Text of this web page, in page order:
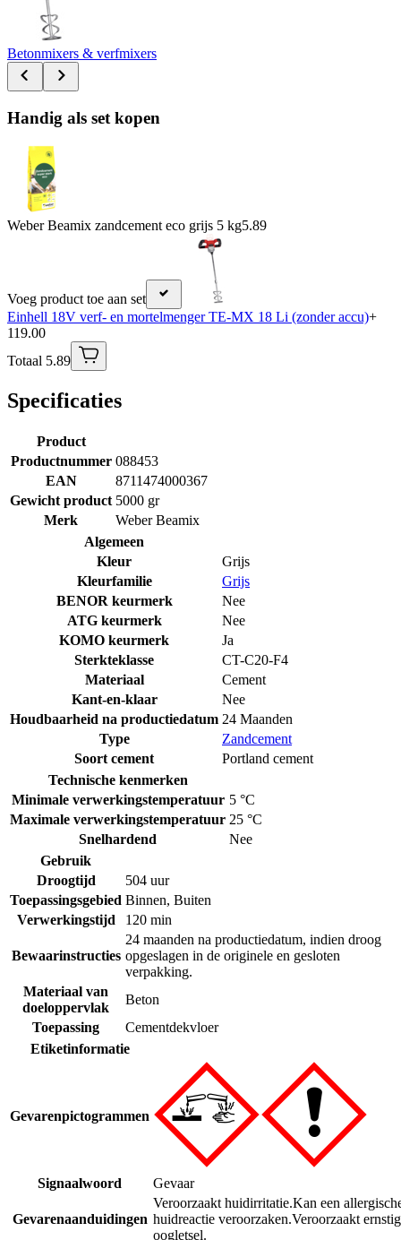
Betonmixers & verfmixers
Handig als set kopen
Weber Beamix zandcement eco grijs 5 kg5.89
Voeg product toe aan set
Einhell 18V verf- en mortelmenger TE-MX 18 Li (zonder accu)+
119.00
Totaal 5.89
Specificaties
Product
Productnummer 088453
EAN
8711474000367
Gewicht product 5000 gr
Merk
Weber Beamix
Algemeen
Kleur
Grijs
Kleurfamilie
Grijs
BENOR keurmerk
Nee
ATG keurmerk
Nee
KOMO keurmerk
Ja
Sterkteklasse
CT-C20-F4
Materiaal
Cement
Kant-en-klaar
Nee
Houdbaarheid na productiedatum 24 Maanden
Type
Zandcement
Soort cement
Portland cement
Technische kenmerken
Minimale verwerkingstemperatuur 5 °C
Maximale verwerkingstemperatuur 25 °C
Snelhardend
Nee
Gebruik
Droogtijd
504 uur
Toepassingsgebied Binnen, Buiten
Verwerkingstijd
120 min
Bewaarinstructies
24 maanden na productiedatum, indien droog
opgeslagen in de originele en gesloten
verpakking.
Materiaal van
doeloppervlak
Beton
Toepassing
Cementdekvloer
Etiketinformatie
Gevarenpictogrammen
Signaalwoord Gevaar
Gevarenaanduidingen
Veroorzaakt huidirritatie.Kan een
huidreactie veroorzaken.Veroorzaakt ernstig
oogletsel.